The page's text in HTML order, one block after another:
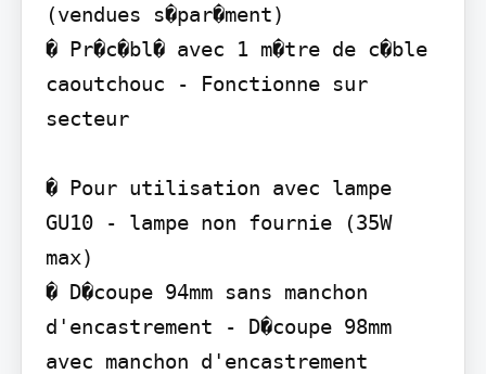
(vendues s�par�ment)
� Pr�c�bl� avec 1 m�tre de c�ble
caoutchouc - Fonctionne sur
secteur
� Pour utilisation avec lampe
GU10 - lampe non fournie (35W
max)
� D�coupe 94mm sans manchon
d'encastrement - D�coupe 98mm
avec manchon d'encastrement